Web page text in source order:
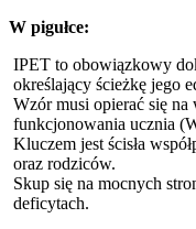
W pigułce:
IPET to obowiązkowy
określający ścieżkę jego
Wzór musi opierać się
funkcjonowania ucznia
Kluczem jest ścisła
oraz rodziców.
Skup się na mocnych
deficytach.